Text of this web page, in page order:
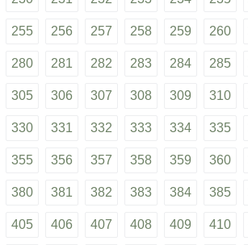
255 256 257 258 259 260
280 281 282 283 284 285
305 306 307 308 309 310
330 331 332 333 334 335
355 356 357 358 359 360
380 381 382 383 384 385
405 406 407 408 409 410